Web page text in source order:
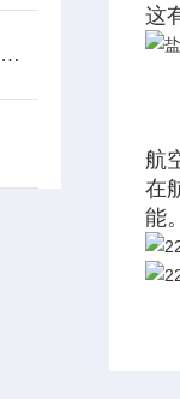
解锁盐雾试验箱：看它怎样复刻自然侵蚀，助力品质检测
这
航
在
能